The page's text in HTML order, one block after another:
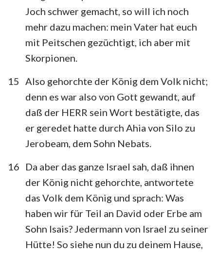
Joch schwer gemacht, so will ich noch
mehr dazu machen: mein Vater hat euch
mit Peitschen gezüchtigt, ich aber mit
Skorpionen.
15
Also gehorchte der König dem Volk nicht;
denn es war also von Gott gewandt, auf
daß der HERR sein Wort bestätigte, das
er geredet hatte durch Ahia von Silo zu
Jerobeam, dem Sohn Nebats.
16
Da aber das ganze Israel sah, daß ihnen
der König nicht gehorchte, antwortete
das Volk dem König und sprach: Was
haben wir für Teil an David oder Erbe am
Sohn Isais? Jedermann von Israel zu seiner
Hütte! So siehe nun du zu deinem Hause,